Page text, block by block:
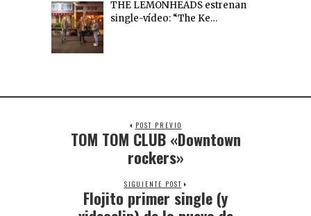
THE LEMONHEADS estrenan
single-vídeo: “The Ke…
POST PREVIO
TOM TOM CLUB «Downtown
rockers»
SIGUIENTE POST
Flojito primer single (y